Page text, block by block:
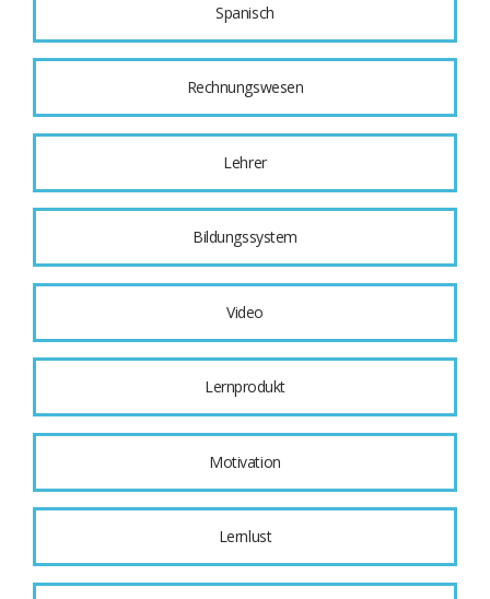
Spanisch
Rechnungswesen
Lehrer
Bildungssystem
Video
Lernprodukt
Motivation
Lernlust